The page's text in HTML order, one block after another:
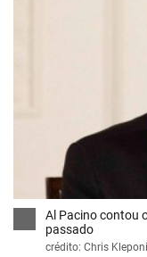
Al Pacino contou
passado
crédito: Chris